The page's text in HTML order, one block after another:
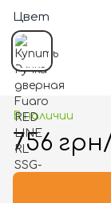
Цвет
В наличии
756